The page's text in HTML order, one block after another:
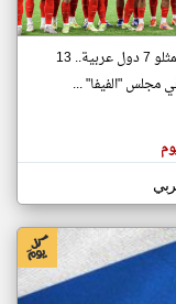
على مدار الساعة
العاجلة والمباشرة
بينهم ممثلو 7 دول عربية.. 13
مجلس "الفيفا" ...